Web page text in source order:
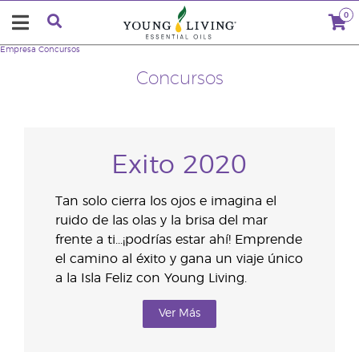
0
Concursos
Empresa Concursos
Exito 2020
Tan solo cierra los ojos e imagina el
ruido de las olas y la brisa del mar
frente a ti...¡podrías estar ahí! Emprende
el camino al éxito y gana un viaje único
a la Isla Feliz con Young Living.
Ver Más